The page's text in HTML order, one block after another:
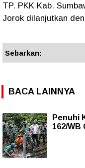
TP. PKK Kab.
Jorok dilanjutkan
Sebarkan:
BACA LAINNYA
Penuhi
162/WB